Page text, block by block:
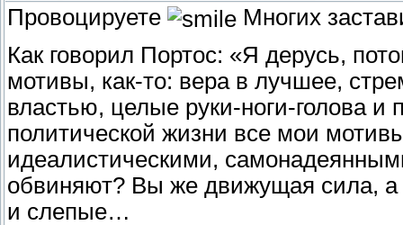
Провоцируете
Многих
Как говорил Портос: «Я дерусь,
мотивы, как-то: вера в лучшее,
властью, целые руки-ноги-голова
политической жизни все мои
идеалистическими,
обвиняют? Вы же движущая сила,
и слепые…